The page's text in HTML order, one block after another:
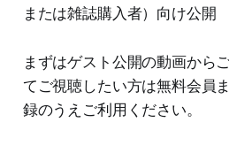
または雑誌購入者）向け公開
まずはゲスト公開の動画から
てご視聴したい方は無料会員
録のうえご利用ください。